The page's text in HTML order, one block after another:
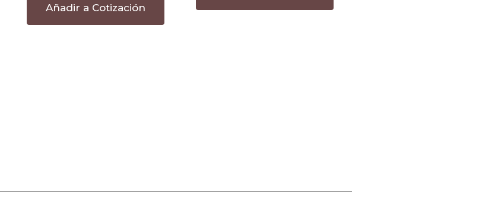
Añadir a Cotización